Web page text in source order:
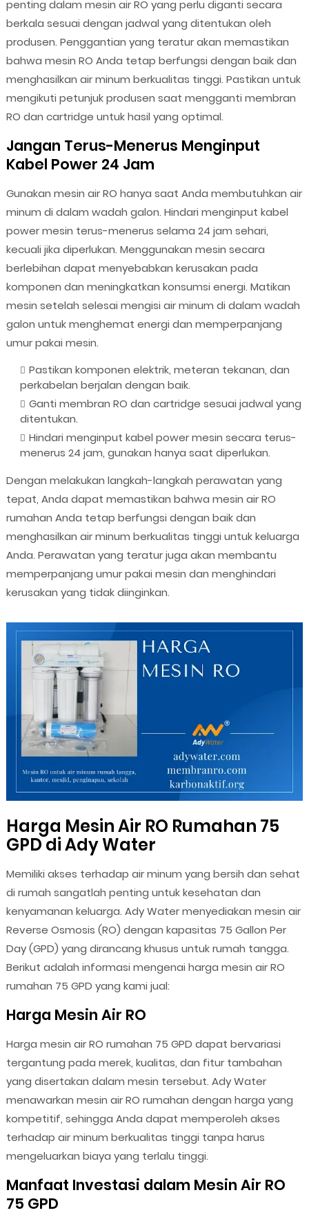
penting dalam mesin air RO yang perlu diganti secara
berkala sesuai dengan jadwal yang ditentukan oleh
produsen. Penggantian yang teratur akan memastikan
bahwa mesin RO Anda tetap berfungsi dengan baik dan
menghasilkan air minum berkualitas tinggi. Pastikan untuk
mengikuti petunjuk produsen saat mengganti membran
RO dan cartridge untuk hasil yang optimal.
Jangan Terus-Menerus Menginput
Kabel Power 24 Jam
Gunakan mesin air RO hanya saat Anda membutuhkan air
minum di dalam wadah galon. Hindari menginput kabel
power mesin terus-menerus selama 24 jam sehari,
kecuali jika diperlukan. Menggunakan mesin secara
berlebihan dapat menyebabkan kerusakan pada
komponen dan meningkatkan konsumsi energi. Matikan
mesin setelah selesai mengisi air minum di dalam wadah
galon untuk menghemat energi dan memperpanjang
umur pakai mesin.
Pastikan komponen elektrik, meteran tekanan, dan
perkabelan berjalan dengan baik.
Ganti membran RO dan cartridge sesuai jadwal yang
ditentukan.
Hindari menginput kabel power mesin secara terus-
menerus 24 jam, gunakan hanya saat diperlukan.
Dengan melakukan langkah-langkah perawatan yang
tepat, Anda dapat memastikan bahwa mesin air RO
rumahan Anda tetap berfungsi dengan baik dan
menghasilkan air minum berkualitas tinggi untuk keluarga
Anda. Perawatan yang teratur juga akan membantu
memperpanjang umur pakai mesin dan menghindari
kerusakan yang tidak diinginkan.
Harga Mesin Air RO Rumahan 75
GPD di Ady Water
Memiliki akses terhadap air minum yang bersih dan sehat
di rumah sangatlah penting untuk kesehatan dan
kenyamanan keluarga. Ady Water menyediakan mesin air
Reverse Osmosis (RO) dengan kapasitas 75 Gallon Per
Day (GPD) yang dirancang khusus untuk rumah tangga.
Berikut adalah informasi mengenai harga mesin air RO
rumahan 75 GPD yang kami jual:
Harga Mesin Air RO
Harga mesin air RO rumahan 75 GPD dapat bervariasi
tergantung pada merek, kualitas, dan fitur tambahan
yang disertakan dalam mesin tersebut. Ady Water
menawarkan mesin air RO rumahan dengan harga yang
kompetitif, sehingga Anda dapat memperoleh akses
terhadap air minum berkualitas tinggi tanpa harus
mengeluarkan biaya yang terlalu tinggi.
Manfaat Investasi dalam Mesin Air RO
75 GPD